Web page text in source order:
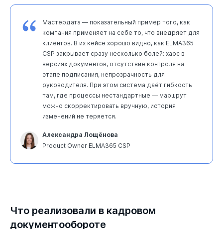
Мастердата — показательный пример того, как
компания применяет на себе то, что внедряет для
клиентов. В их кейсе хорошо видно, как ELMA365
CSP закрывает сразу несколько болей: хаос в
версиях документов, отсутствие контроля на
этапе подписания, непрозрачность для
руководителя. При этом система даёт гибкость
там, где процессы нестандартные — маршрут
можно скорректировать вручную, история
изменений не теряется.
Александра Лощёнова
Product Owner ELMA365 CSP
Что реализовали в кадровом
документообороте